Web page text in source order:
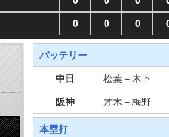
0 0 0
バッテリー
中日
松葉－木下
阪神
才木－梅野
本塁打